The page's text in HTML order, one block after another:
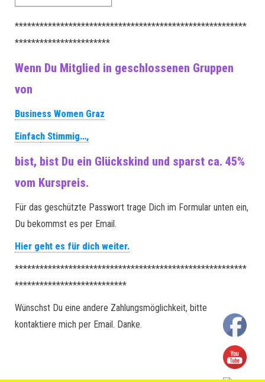
********************************************************
***********************
Wenn Du Mitglied in geschlossenen Gruppen
von
Business Women Graz
Einfach Stimmig…,
bist, bist Du ein Glückskind und sparst ca. 45%
vom Kurspreis.
Für das geschützte Passwort trage Dich im Formular unten ein,
Du bekommst es per Email.
Hier geht es für dich weiter.
********************************************************
***************************
Wünschst Du eine andere Zahlungsmöglichkeit, bitte
kontaktiere mich per Email. Danke.